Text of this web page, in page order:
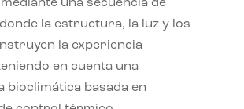
una secuencia de
la estructura, la luz y los
la experiencia
en cuenta una
bioclimática basada en